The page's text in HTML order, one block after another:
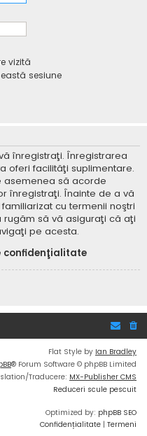
vizită
sesiune
înregistraţi. Înregistrarea
oferi facilităţi suplimentare.
asemenea să acorde
înregistraţi. Înainte de a vă
cu termenii noştri
să vă asiguraţi că aţi
pe acesta.
confidenţialitate
Flat Style by Ian Bradley
® Forum Software © phpBB Limited
Traducere: MX-Publisher CMS
Reduceri scule pescuit
Optimized by: phpBB SEO
Confidențialitate | Termeni